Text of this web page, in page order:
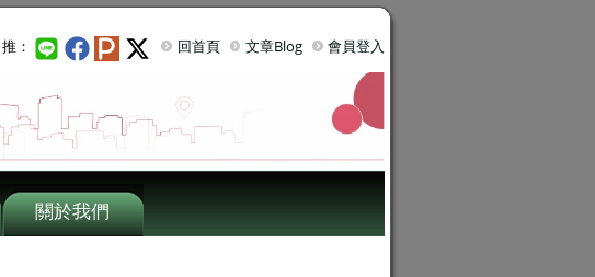
推： 回首頁 文章Blog 會員登入
關於我們